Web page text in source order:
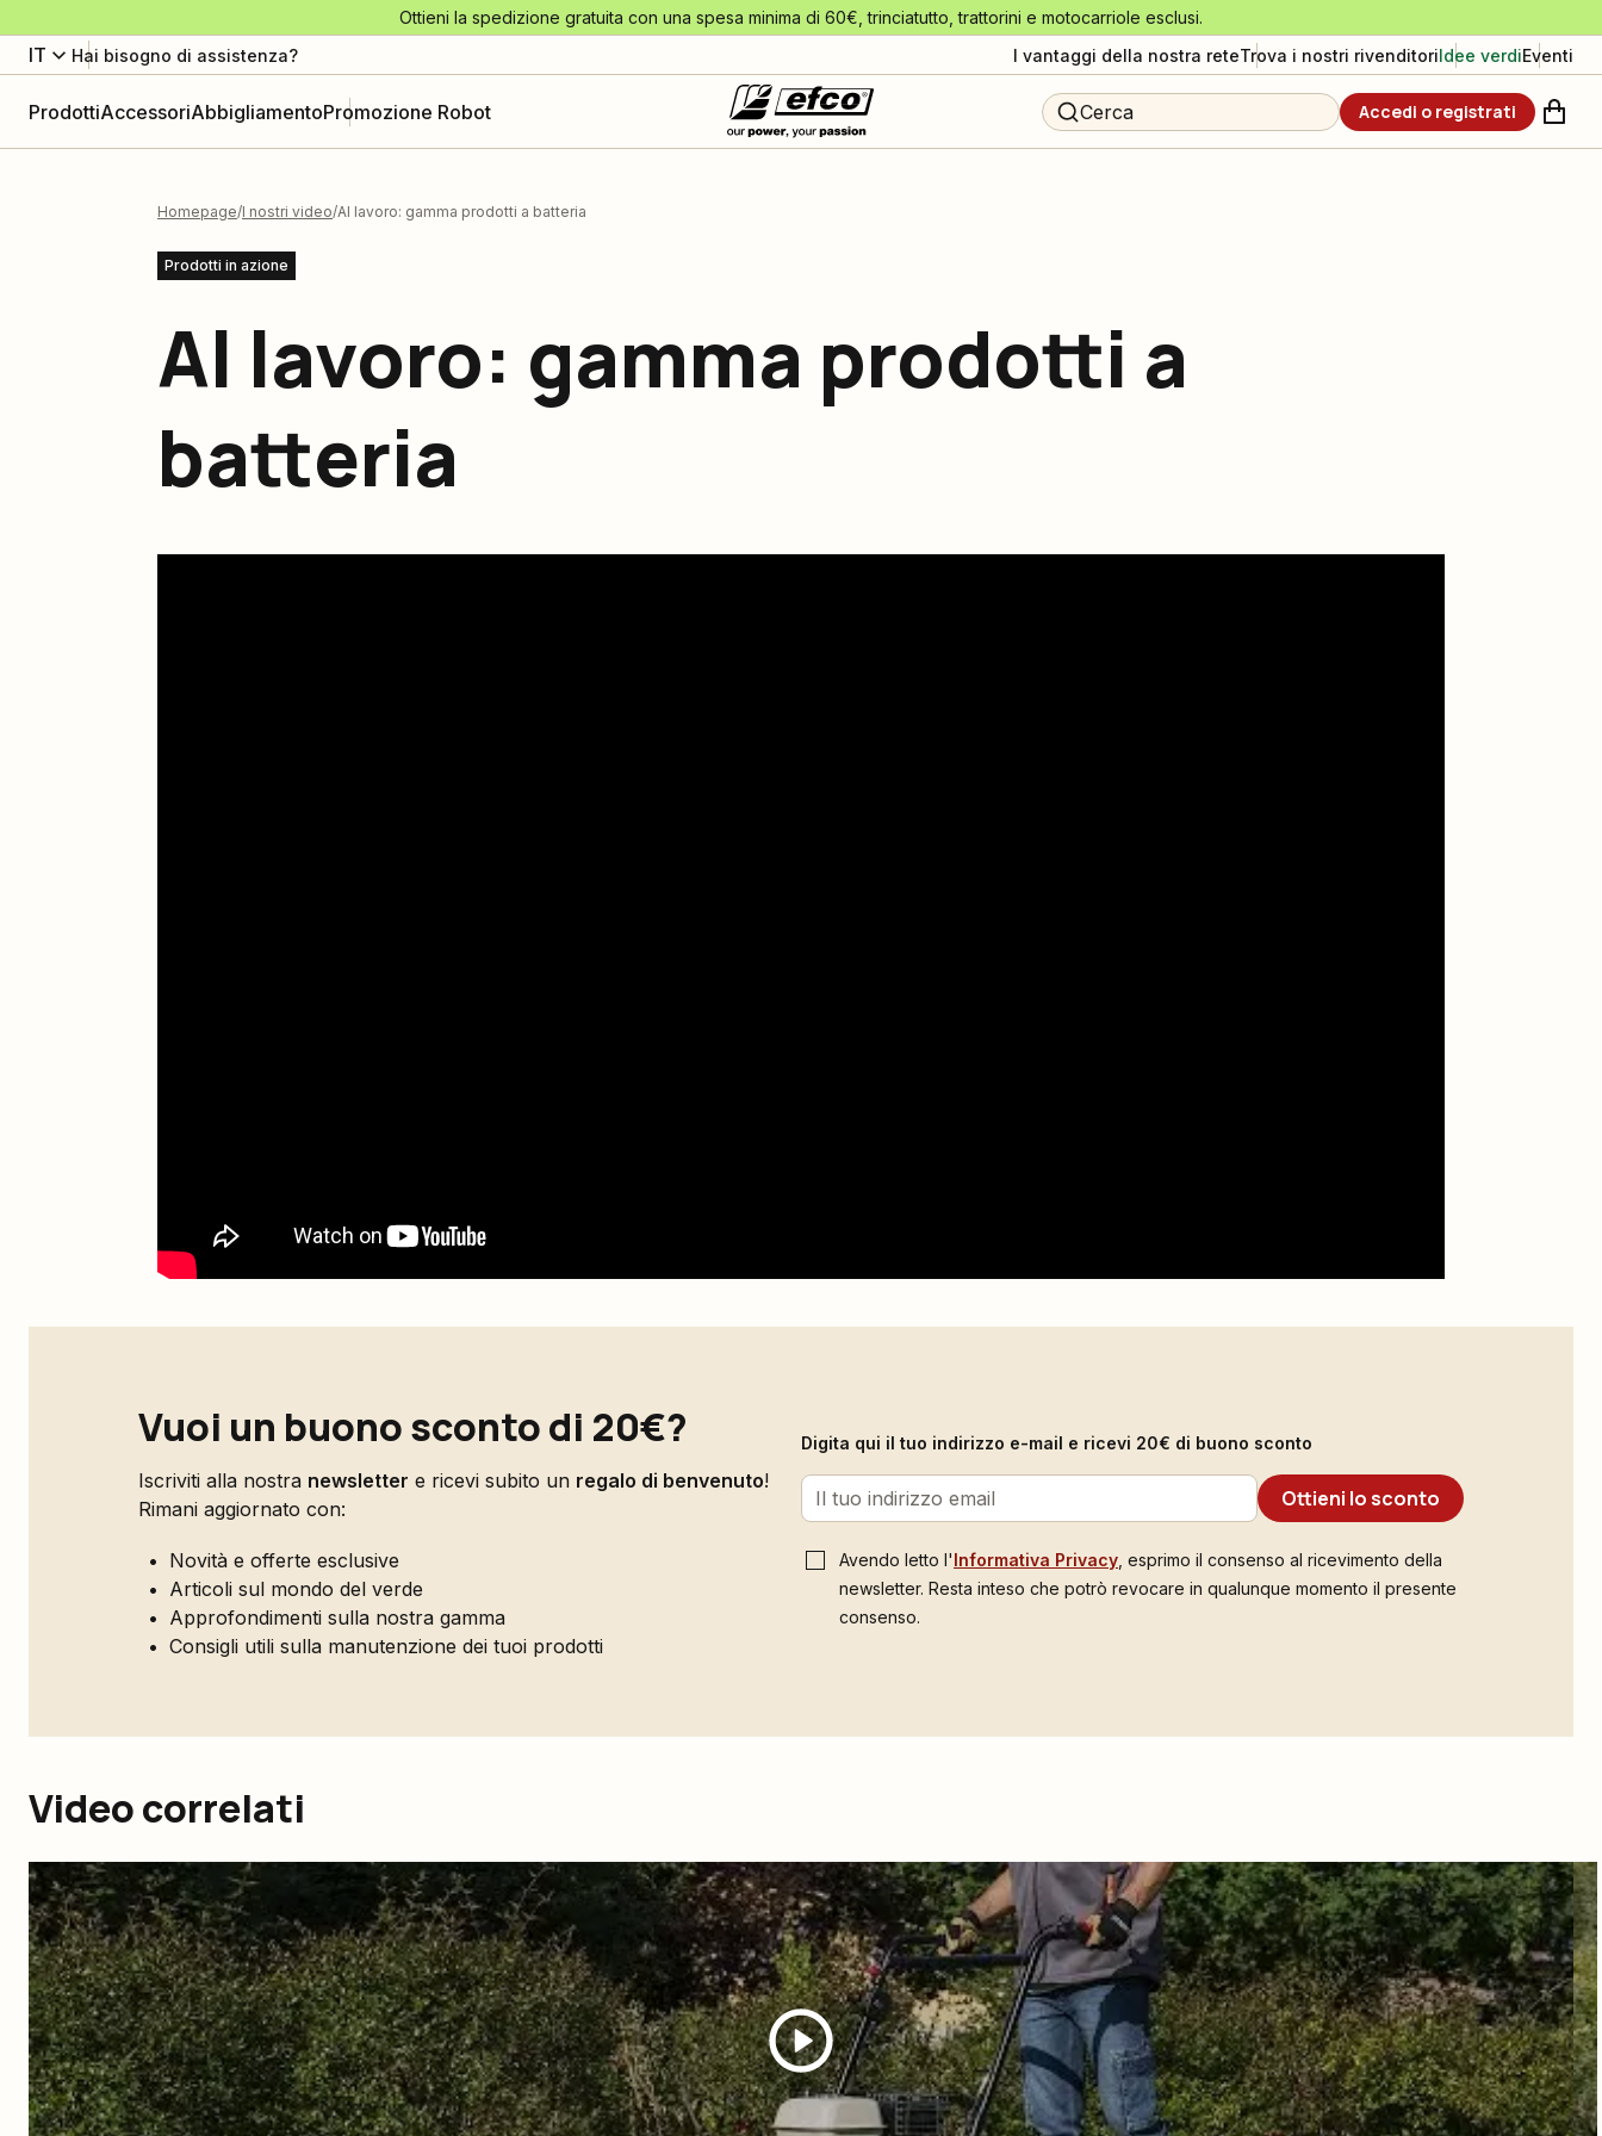
Ottieni la spedizione gratuita con una spesa minima di 60€, trinciatutto, trattorini e motocarriole esclusi.
IT Hai bisogno di assistenza? I vantaggi della nostra reteTrova i nostri rivenditoriIdee verdiEventi
ProdottiAccessoriAbbigliamentoPromozione Robot Cerca Accedi o registrati
Homepage I nostri video Al lavoro: gamma prodotti a batteria
Prodotti in azione
Al lavoro: gamma prodotti a
batteria
Vuoi un buono sconto di 20€?
Iscriviti alla nostra newsletter e ricevi subito un regalo di benvenuto!
Rimani aggiornato con:
Novità e offerte esclusive
Articoli sul mondo del verde
Approfondimenti sulla nostra gamma
Consigli utili sulla manutenzione dei tuoi prodotti
Digita qui il tuo indirizzo e-mail e ricevi 20€ di buono sconto
Ottieni lo sconto
Avendo letto l'Informativa Privacy , esprimo il consenso al ricevimento della
newsletter. Resta inteso che potrò revocare in qualunque momento il presente
consenso.
Video correlati